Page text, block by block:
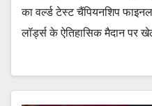
का वर्ल्ड टेस्ट चैंपियनशिप
लॉर्ड्स के ऐतिहासिक मैदान पर